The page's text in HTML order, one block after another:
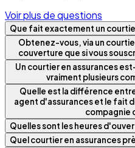
Voir plus de questions
Que fait exactement un
Obtenez-vous, via un
couverture que si vous
Un courtier en assurances
vraiment plusieurs
Quelle est la différence
agent d'assurances et le fait
compagnie
Quelles sont les heures
Quel courtier en assurances